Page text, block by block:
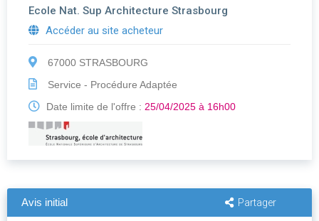
Ecole Nat. Sup Architecture Strasbourg
Accéder au site acheteur
67000 STRASBOURG
Service - Procédure Adaptée
Date limite de l'offre : 25/04/2025 à 16h00
Avis initial Partager